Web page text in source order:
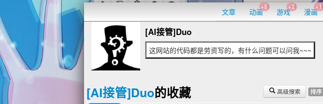
文章 动画
+8
游戏
+2
漫画
+1
[AI接管]Duo
这网站的代码都是劳资写的，有什么问题可以问我~~~
高级搜索 排序
[AI接管]Duo的收藏